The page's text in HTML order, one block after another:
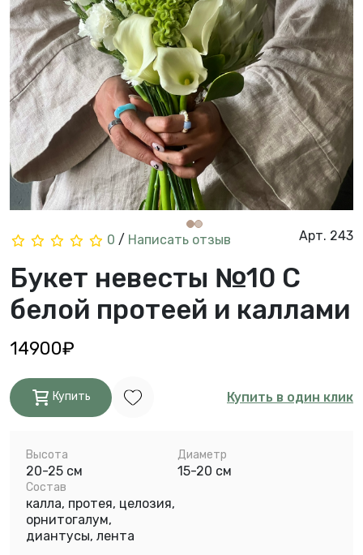
0 / Написать отзыв Арт. 243
Букет невесты №10 С
белой протеей и каллами
14900₽
Купить Купить в один клик
Высота
20-25 см
Диаметр
15-20 см
Состав
калла, протея, целозия,
орнитогалум,
диантусы, лента